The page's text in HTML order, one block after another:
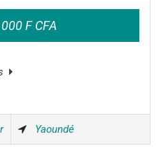
F CFA
Yaoundé